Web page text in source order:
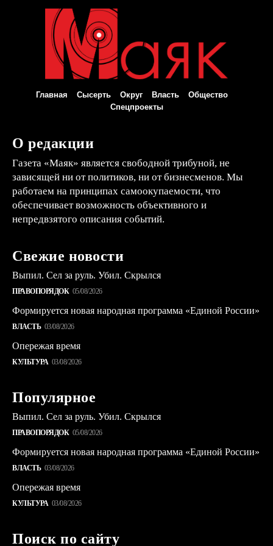
Главная Сысерть Округ Власть
Общество
Спецпроекты
О редакции
Газета «Маяк» является свободной трибуной, не
зависящей ни от политиков, ни от бизнесменов. Мы
работаем на принципах самоокупаемости, что
обеспечивает возможность объективного и
непредвзятого описания событий.
Свежие новости
Выпил. Сел за руль. Убил. Скрылся
ПРАВОПОРЯДОК 05/08/2026
Формируется новая народная программа «Единой России»
ВЛАСТЬ 03/08/2026
Опережая время
КУЛЬТУРА 03/08/2026
Популярное
Выпил. Сел за руль. Убил. Скрылся
ПРАВОПОРЯДОК 05/08/2026
Формируется новая народная программа «Единой России»
ВЛАСТЬ 03/08/2026
Опережая время
КУЛЬТУРА 03/08/2026
Поиск по сайту